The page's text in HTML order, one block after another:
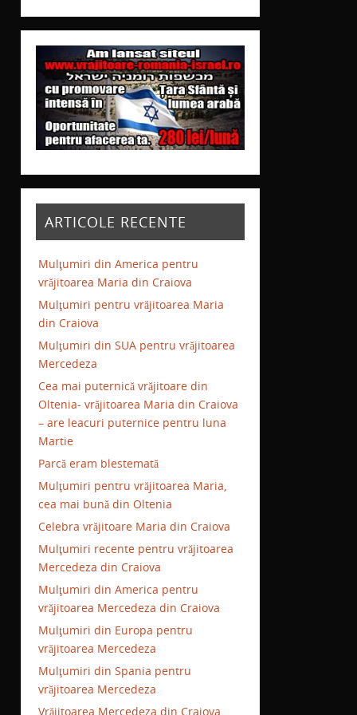
ARTICOLE RECENTE
Mulţumiri din America pentru
vrăjitoarea Maria din Craiova
Mulţumiri pentru vrăjitoarea Maria
din Craiova
Mulţumiri din SUA pentru vrăjitoarea
Mercedeza
Cea mai puternică vrăjitoare din
Oltenia- vrăjitoarea Maria din Craiova
– are leacuri puternice pentru luna
Martie
Parcă eram blestemată
Mulţumiri pentru vrăjitoarea Maria,
cea mai bună din Oltenia
Celebra vrăjitoare Maria din Craiova
Mulţumiri recente pentru vrăjitoarea
Mercedeza din Craiova
Mulţumiri din America pentru
vrăjitoarea Mercedeza din Craiova
Mulţumiri din Europa pentru
vrăjitoarea Mercedeza
Mulţumiri din Spania pentru
vrăjitoarea Mercedeza
Vrăjitoarea Mercedeza din Craiova